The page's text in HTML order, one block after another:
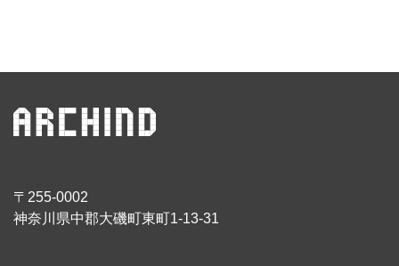
〒255-0002
神奈川県中郡大磯町東町1-13-31